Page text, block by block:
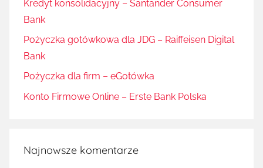
Kredyt konsolidacyjny – Santander Consumer
Bank
Pożyczka gotówkowa dla JDG – Raiffeisen Digital
Bank
Pożyczka dla firm – eGotówka
Konto Firmowe Online – Erste Bank Polska
Najnowsze komentarze